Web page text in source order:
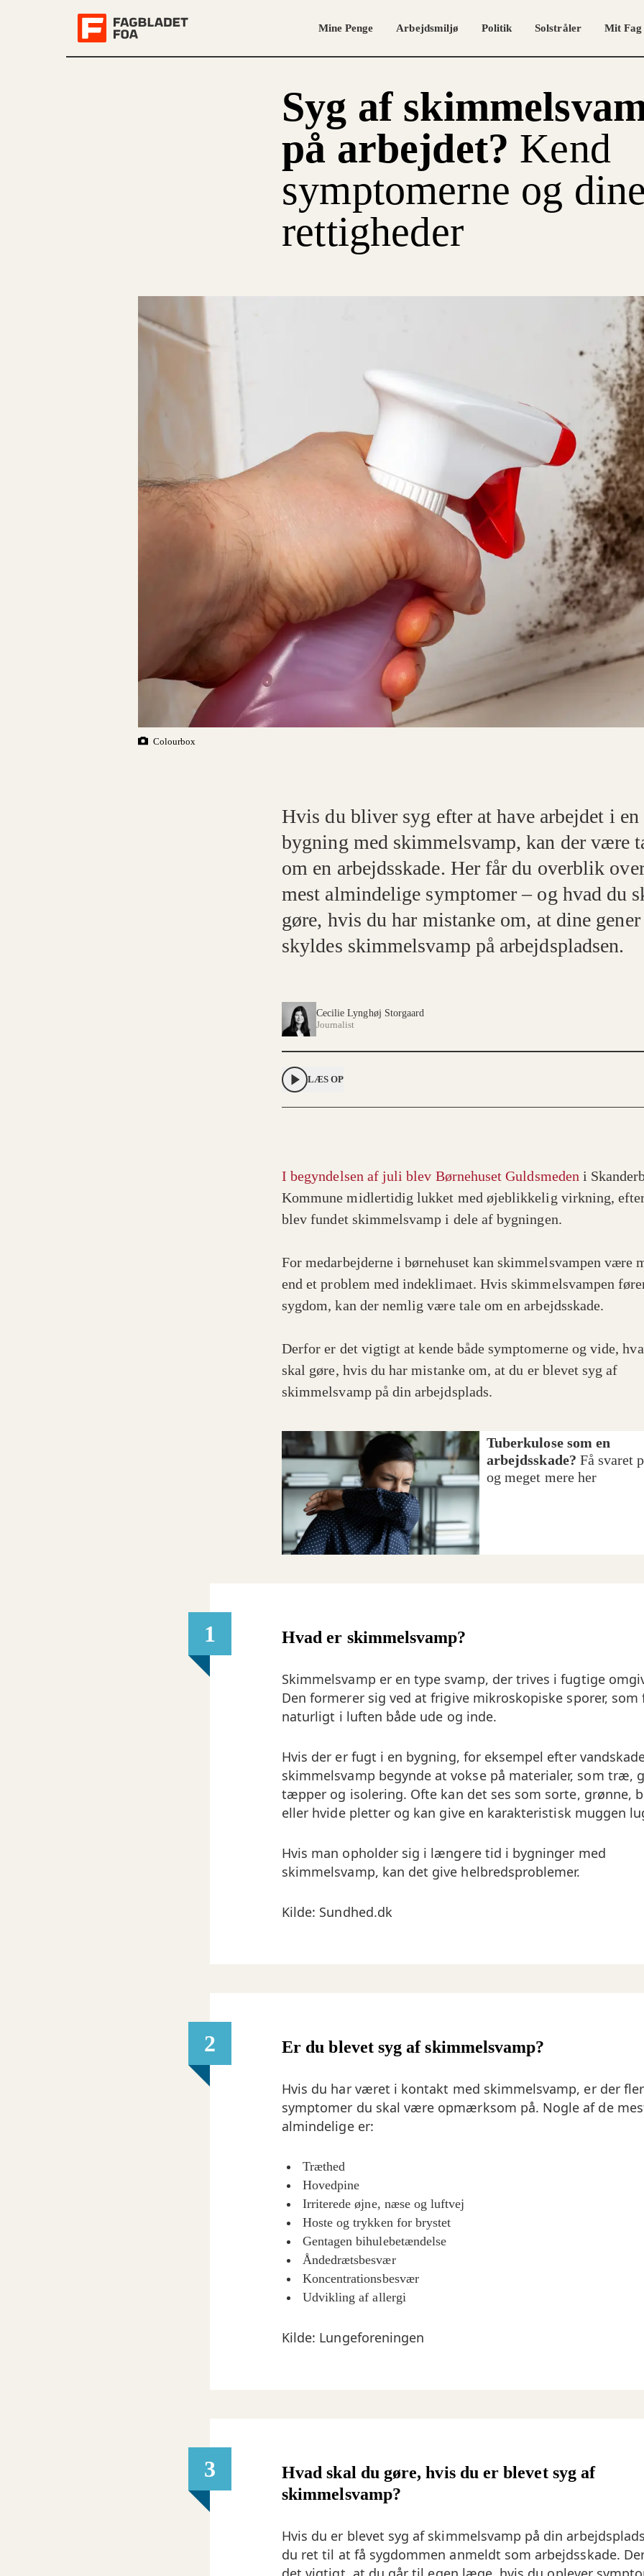
Mine Penge Arbejdsmiljø Politik Solstråler Mit Fag
Syg af
på arbejdet? Kend
symptomerne og
rettigheder
Colourbox
Hvis du bliver syg efter at have arbejdet i en
bygning med skimmelsvamp, kan der være
om en arbejdsskade. Her får du overblik
mest almindelige symptomer – og hvad du
gøre, hvis du har mistanke om, at dine gener
skyldes skimmelsvamp på arbejdspladsen.
Cecilie Lynghøj Storgaard
Journalist
LÆS OP
I begyndelsen af juli blev Børnehuset Guldsmeden i
Kommune midlertidig lukket med øjeblikkelig virkning,
blev fundet skimmelsvamp i dele af bygningen.
For medarbejderne i børnehuset kan skimmelsvampen være
end et problem med indeklimaet. Hvis skimmelsvampen
sygdom, kan der nemlig være tale om en arbejdsskade.
Derfor er det vigtigt at kende både symptomerne og vide,
skal gøre, hvis du har mistanke om, at du er blevet syg af
skimmelsvamp på din arbejdsplads.
Tuberkulose som en
arbejdsskade? Få svaret
og meget mere her
1 Hvad er skimmelsvamp?
Skimmelsvamp er en type svamp, der trives i fugtige
Den formerer sig ved at frigive mikroskopiske sporer, som
naturligt i luften både ude og inde.
Hvis der er fugt i en bygning, for eksempel efter
skimmelsvamp begynde at vokse på materialer, som træ,
tæpper og isolering. Ofte kan det ses som sorte, grønne,
eller hvide pletter og kan give en karakteristisk muggen
Hvis man opholder sig i længere tid i bygninger med
skimmelsvamp, kan det give helbredsproblemer.
Kilde: Sundhed.dk
2 Er du blevet syg af skimmelsvamp?
Hvis du har været i kontakt med skimmelsvamp, er der
symptomer du skal være opmærksom på. Nogle af de
almindelige er:
Træthed
Hovedpine
Irriterede øjne, næse og luftvej
Hoste og trykken for brystet
Gentagen bihulebetændelse
Åndedrætsbesvær
Koncentrationsbesvær
Udvikling af allergi
Kilde: Lungeforeningen
3
Hvad skal du gøre, hvis du er blevet syg af
skimmelsvamp?
Hvis du er blevet syg af skimmelsvamp på din
du ret til at få sygdommen anmeldt som arbejdsskade.